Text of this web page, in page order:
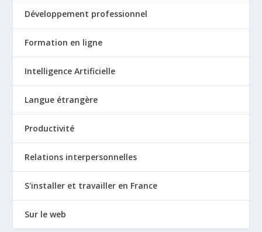
Développement professionnel
Formation en ligne
Intelligence Artificielle
Langue étrangère
Productivité
Relations interpersonnelles
S'installer et travailler en France
Sur le web